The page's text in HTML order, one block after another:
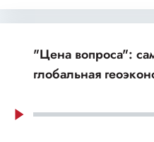
"Цена вопроса":
глобальная